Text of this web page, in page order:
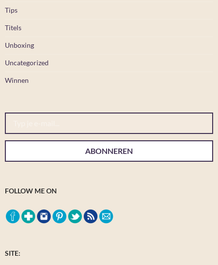
Tips
Titels
Unboxing
Uncategorized
Winnen
Typ je e-mail...
ABONNEREN
FOLLOW ME ON
SITE: